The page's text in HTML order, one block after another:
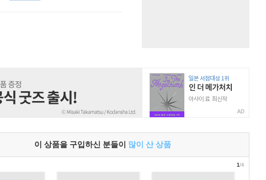
AD
이 상품을 구입하신 분들이 많이 산 상품
1/4